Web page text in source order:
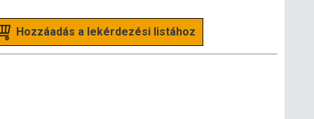
Hozzáadás a lekérdezési listához